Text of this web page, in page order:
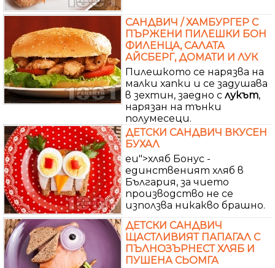
САНДВИЧ / ХАМБУРГЕР С
ПЪРЖЕНИ ПИЛЕШКИ БОН
ФИЛЕНЦА, САЛАТА
АЙСБЕРГ, ДОМАТИ И ЛУК
Пилешкото се нарязва на
малки хапки и се задушава
в зехтин, заедно с лукът,
нарязан на тънки
полумесеци.
ДЕТСКИ САНДВИЧ ВКУСЕН
БУХАЛ
eu">хляб Бонус -
единственият хляб в
България, за чието
производство не се
използва никакво брашно.
ДЕТСКИ САНДВИЧ
ЩАСТЛИВИЯТ ПАПАГАЛ С
ПЪЛНОЗЪРНЕСТ ХЛЯБ И
ПУШЕНА СЬОМГА